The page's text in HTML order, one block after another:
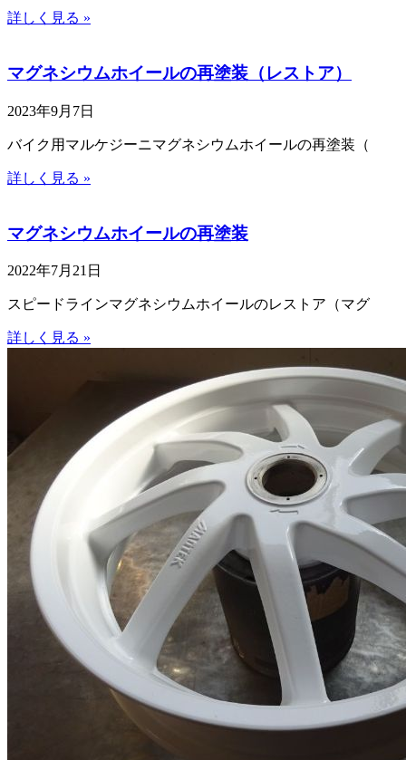
詳しく見る »
マグネシウムホイールの再塗装（レストア）
2023年9月7日
バイク用マルケジーニマグネシウムホイールの再塗装（
詳しく見る »
マグネシウムホイールの再塗装
2022年7月21日
スピードラインマグネシウムホイールのレストア（マグ
詳しく見る »